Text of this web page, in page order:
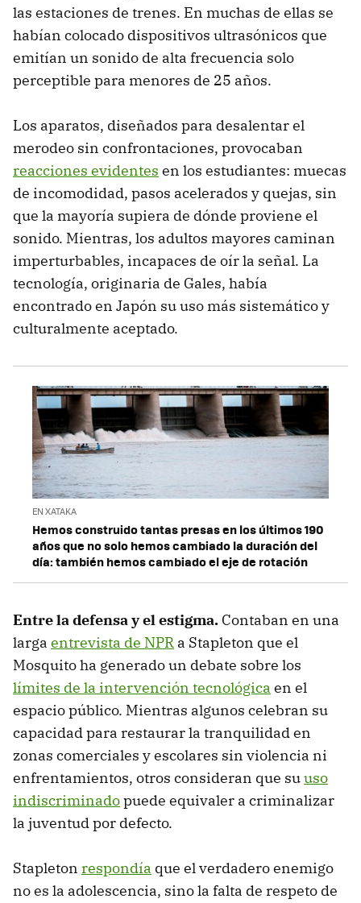
las estaciones de trenes. En muchas de ellas se
habían colocado dispositivos ultrasónicos que
emitían un sonido de alta frecuencia solo
perceptible para menores de 25 años.
Los aparatos, diseñados para desalentar el
merodeo sin confrontaciones, provocaban
reacciones evidentes en los estudiantes: muecas
de incomodidad, pasos acelerados y quejas, sin
que la mayoría supiera de dónde proviene el
sonido. Mientras, los adultos mayores caminan
imperturbables, incapaces de oír la señal. La
tecnología, originaria de Gales, había
encontrado en Japón su uso más sistemático y
culturalmente aceptado.
EN XATAKA
Hemos construido tantas presas en los últimos 190
años que no solo hemos cambiado la duración del
día: también hemos cambiado el eje de rotación
Entre la defensa y el estigma. Contaban en una
larga entrevista de NPR a Stapleton que el
Mosquito ha generado un debate sobre los
límites de la intervención tecnológica en el
espacio público. Mientras algunos celebran su
capacidad para restaurar la tranquilidad en
zonas comerciales y escolares sin violencia ni
enfrentamientos, otros consideran que suuso
indiscriminadopuede equivaler a criminalizar
la juventud por defecto.
Stapleton respondía que el verdadero enemigo
no es la adolescencia, sino la falta de respeto de